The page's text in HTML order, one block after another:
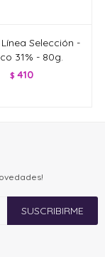
Selección -
31% - 80g.
$ 410
SUSCRIBIRME